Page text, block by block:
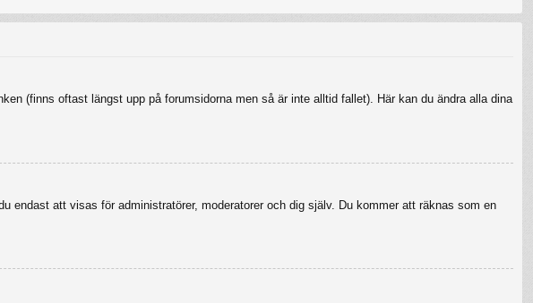
(finns oftast längst upp på forumsidorna men så är inte alltid fallet). Här kan du ändra alla dina
endast att visas för administratörer, moderatorer och dig själv. Du kommer att räknas som en